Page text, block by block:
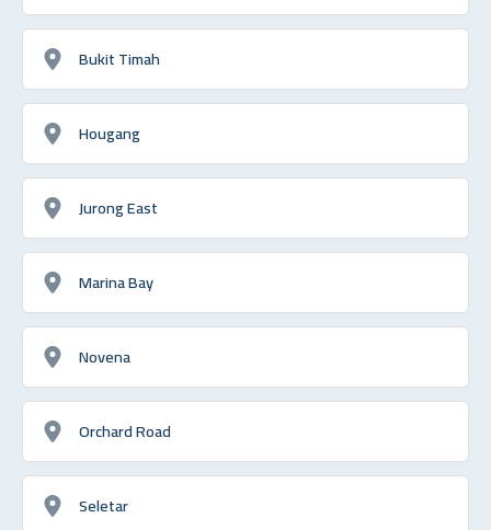
Bukit Timah
Hougang
Jurong East
Marina Bay
Novena
Orchard Road
Seletar